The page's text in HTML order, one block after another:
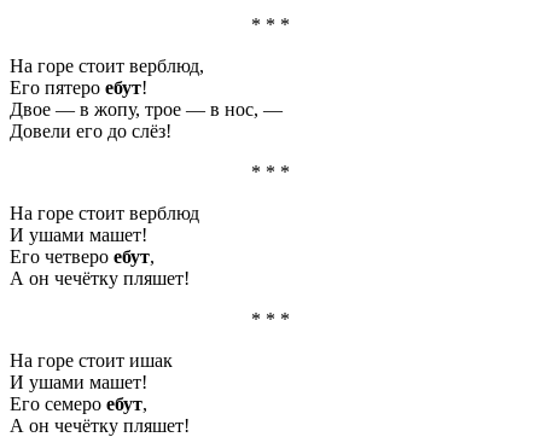
* * *
На горе стоит верблюд,
Его пятеро ебут!
Двое — в жопу, трое — в нос, —
Довели его до слёз!
* * *
На горе стоит верблюд
И ушами машет!
Его четверо ебут,
А он чечётку пляшет!
* * *
На горе стоит ишак
И ушами машет!
Его семеро ебут,
А он чечётку пляшет!